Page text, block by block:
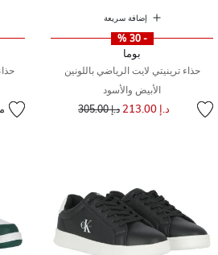
إضافة سريعة
- 30 %
بوما
حذاء ترينيتي لايت الرياضي باللونين
الأبيض والأسود
د.إ 213.00 سعر مخفض مند.إ 305.00